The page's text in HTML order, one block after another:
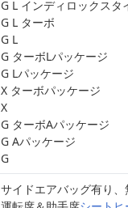
G L インディロックスタ
G L ターボ
G L
G ターボLパッケージ
G Lパッケージ
X ターボパッケージ
X
G ターボAパッケージ
G Aパッケージ
G
サイドエアバッグ有り